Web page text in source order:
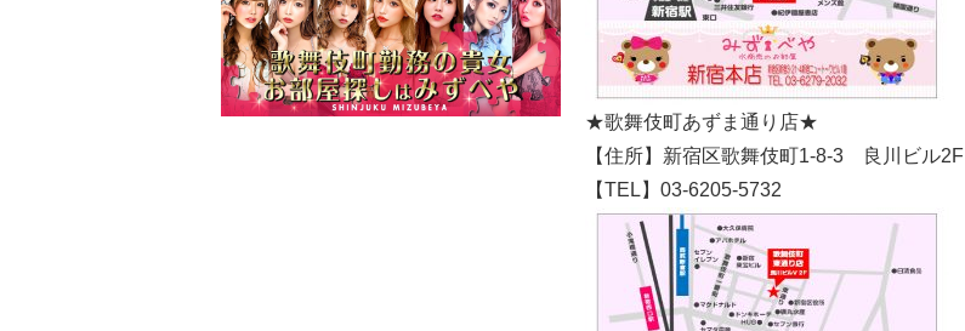
★歌舞伎町あずま通り店★
【住所】新宿区歌舞伎町1-8-3 良川ビル2F
【TEL】03-6205-5732